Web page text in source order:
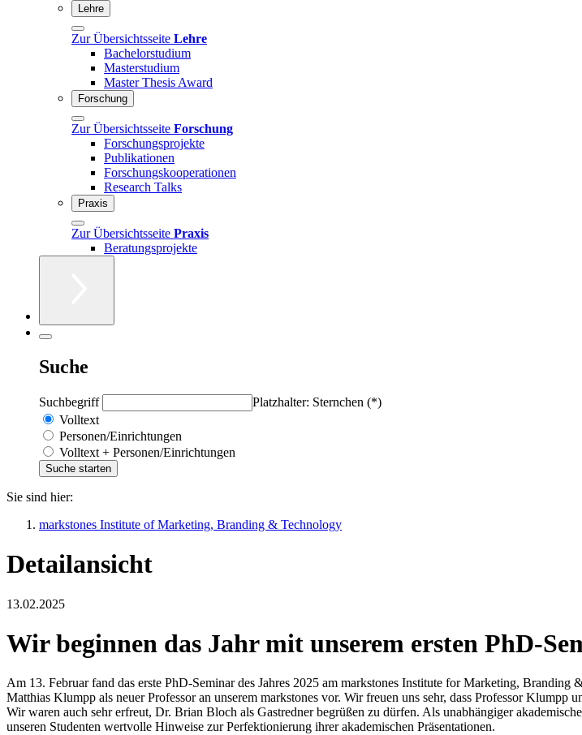
Lehre
Zur Übersichtsseite Lehre
Bachelorstudium
Masterstudium
Master Thesis Award
Forschung
Zur Übersichtsseite Forschung
Forschungsprojekte
Publikationen
Forschungskooperationen
Research Talks
Praxis
Zur Übersichtsseite Praxis
Beratungsprojekte
Suche
Suchbegriff
Platzhalter: Sternchen (*)
Volltext
Personen/Einrichtungen
Volltext + Personen/Einrichtungen
Sie sind hier:
markstones Institute of Marketing, Branding & Technology
Detailansicht
13.02.2025
Wir beginnen das Jahr mit unserem ersten PhD-
Am 13. Februar fand das erste PhD-Seminar des Jahres 2025 am markstones Institute for Marketing,
Matthias Klumpp als neuer Professor an unserem markstones vor. Wir freuen uns sehr, dass Professor
Wir waren auch sehr erfreut, Dr. Brian Bloch als Gastredner begrüßen zu dürfen. Als unabhängiger
unseren Studenten wertvolle Hinweise zur Perfektionierung ihrer akademischen Präsentationen.